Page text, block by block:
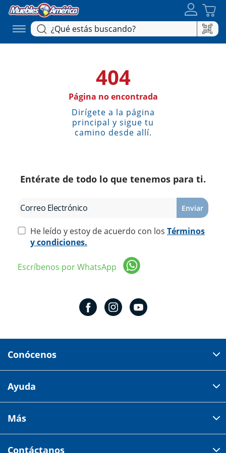
404
Página no encontrada
Dirígete a la página
principal y sigue tu
camino desde allí.
Entérate de todo lo que tenemos para ti.
Enviar
He leído y estoy de acuerdo con los Términos
y condiciones.
Escríbenos por WhatsApp
Conócenos
Av 18 de marzo # 309. Colonia la Nogalera.
Tiendas
Ayuda
Centro de ayuda
Más
Contáctanos